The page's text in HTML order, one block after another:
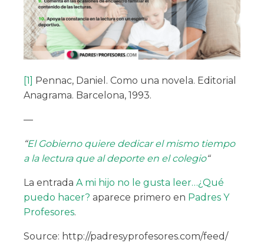
[1]
Pennac, Daniel. Como una novela. Editorial
Anagrama. Barcelona, 1993.
—
“El Gobierno quiere dedicar el mismo tiempo
a la lectura que al deporte en el colegio“
La entrada A mi hijo no le gusta leer…¿Qué
puedo hacer? aparece primero en Padres Y
Profesores.
Source: http://padresyprofesores.com/feed/